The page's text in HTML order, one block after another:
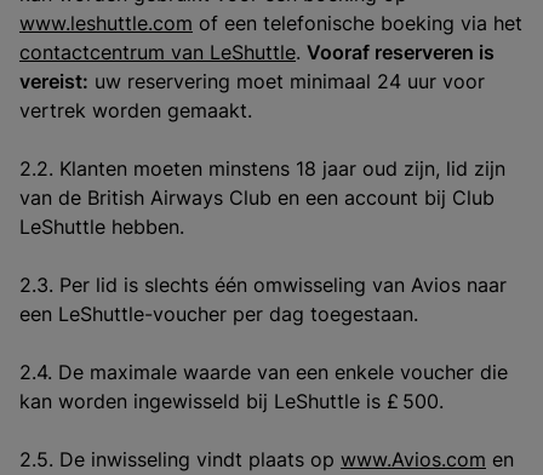
www.leshuttle.com of een telefonische boeking via het
contactcentrum van LeShuttle. Vooraf reserveren is
vereist: uw reservering moet minimaal 24 uur voor
vertrek worden gemaakt.
2.2. Klanten moeten minstens 18 jaar oud zijn, lid zijn
van de British Airways Club en een account bij Club
LeShuttle hebben.
2.3. Per lid is slechts één omwisseling van Avios naar
een LeShuttle-voucher per dag toegestaan.
2.4. De maximale waarde van een enkele voucher die
kan worden ingewisseld bij LeShuttle is £ 500.
2.5. De inwisseling vindt plaats op www.Avios.com en